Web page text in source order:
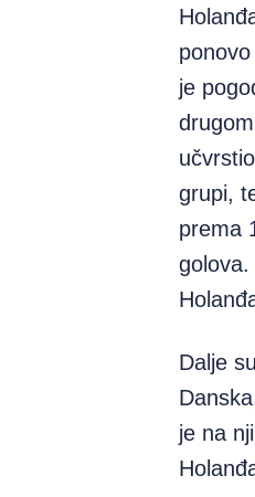
je
grupi,
prema
Dalje
je na